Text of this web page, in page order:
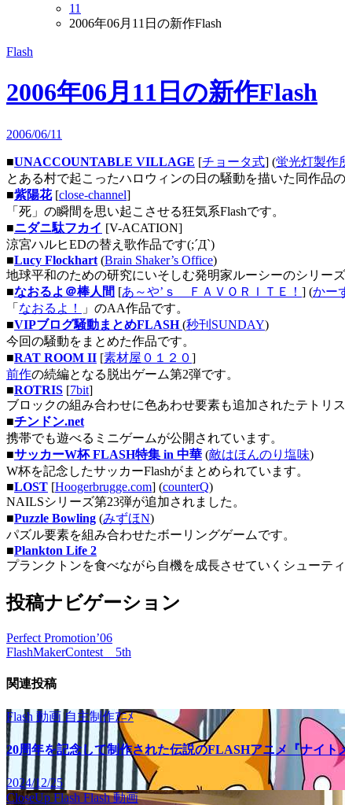
11
2006年06月11日の新作Flash
Flash
2006年06月11日の新作Flash
2006/06/11
■UNACCOUNTABLE VILLAGE [チョータ式] (蛍光灯製作
とある村で起こったハロウィンの日の騒動を描いた同作品
■紫陽花[close-channel]
「死」の瞬間を思い起こさせる狂気系Flashです。
■ニダニ駄フカイ [V-ACATION]
涼宮ハルヒEDの替え歌作品です(;´Д`)
■Lucy Flockhart (Brain Shaker’s Office)
地球平和のための研究にいそしむ発明家ルーシーのシリーズ
■なおるよ＠棒人間 [あ～や’ｓ ＦＡＶＯＲＩＴＥ！ ] (かー
「 なおるよ！
」のAA作品です。
■VIPブログ騒動まとめFLASH(秒刊SUNDAY)
今回の騒動をまとめた作品です。
■RAT ROOM II [素材屋０１２０]
前作の続編となる脱出ゲーム第2弾です。
■ROTRIS [7bit]
ブロックの組み合わせに色あわせ要素も追加されたテトリス
■チンドン.net
携帯でも遊べるミニゲームが公開されています。
■サッカーW杯 FLASH特集 in 中華 (敵はほんのり塩味)
W杯を記念したサッカーFlashがまとめられています。
■LOST [Hoogerbrugge.com] (counterQ)
NAILSシリーズ第23弾が追加されました。
■Puzzle Bowling (みずほN)
パズル要素を組み合わせたボーリングゲームです。
■Plankton Life 2
プランクトンを食べながら自機を成長させていくシューテ
投稿ナビゲーション
Perfect Promotion’06
FlashMakerContest 5th
関連投稿
Flash 動画自主制作ｱﾆﾒ
20周年を記念して制作された伝説のFLASHアニメ『ナイト
2024/12/25
CloseUp FlashFlash動画